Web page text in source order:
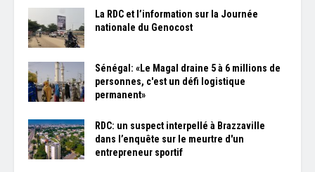
La RDC et l’information sur la Journée
nationale du Genocost
Sénégal: «Le Magal draine 5 à 6 millions de
personnes, c'est un défi logistique
permanent»
RDC: un suspect interpellé à Brazzaville
dans l’enquête sur le meurtre d'un
entrepreneur sportif